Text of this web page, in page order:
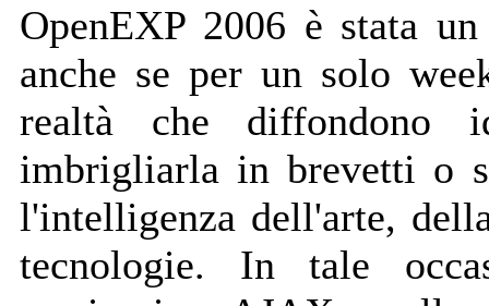
OpenEXP 2006 è stata
anche se per un solo
realtà che diffondono
imbrigliarla in brevetti o
l'intelligenza dell'arte,
tecnologie. In tale